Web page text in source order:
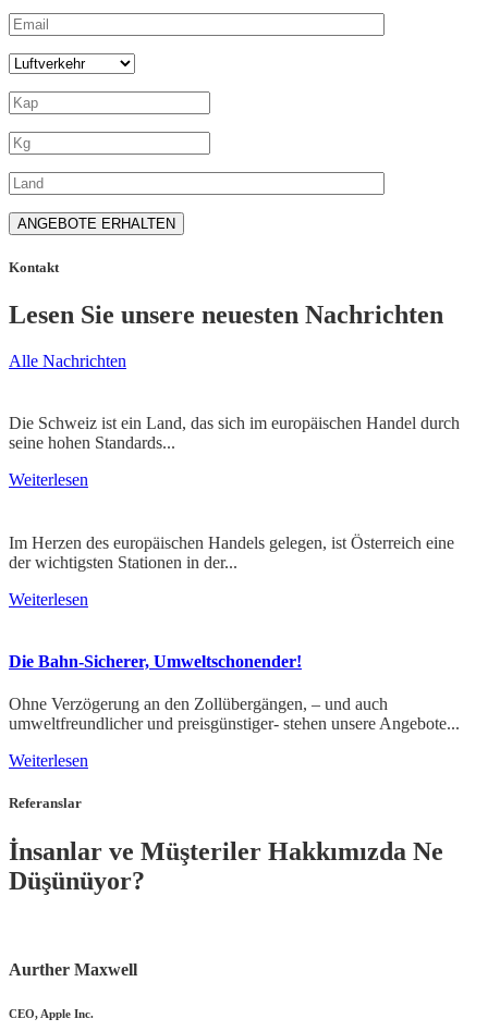
Kontakt
Lesen Sie unsere neuesten Nachrichten
Alle Nachrichten
Die Schweiz ist ein Land, das sich im europäischen Handel durch
seine hohen Standards...
Weiterlesen
Im Herzen des europäischen Handels gelegen, ist Österreich eine
der wichtigsten Stationen in der...
Weiterlesen
Die Bahn-Sicherer, Umweltschonender!
Ohne Verzögerung an den Zollübergängen, – und auch
umweltfreundlicher und preisgünstiger- stehen unsere Angebote...
Weiterlesen
Referanslar
İnsanlar ve Müşteriler Hakkımızda Ne
Düşünüyor?
Aurther Maxwell
CEO, Apple Inc.